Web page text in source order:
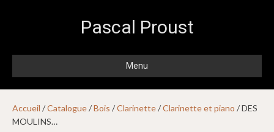
Pascal Proust
Menu
Accueil /Catalogue/Bois /Clarinette/Clarinette et piano / DES
MOULINS…